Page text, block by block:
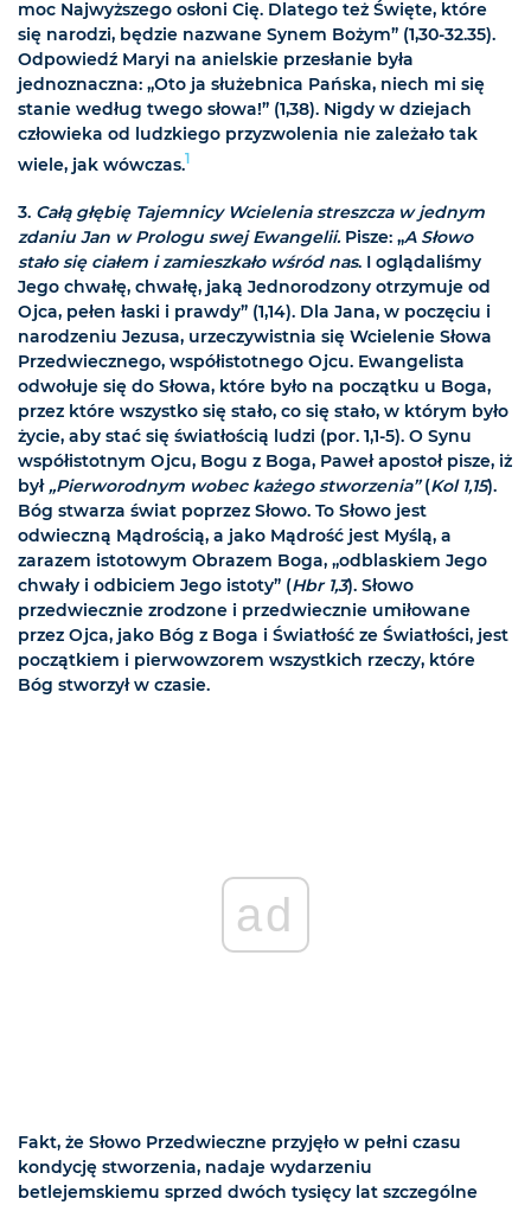
moc Najwyższego osłoni Cię. Dlatego też Święte, które
się narodzi, będzie nazwane Synem Bożym” (1,30-32.35).
Odpowiedź Maryi na anielskie przesłanie była
jednoznaczna: „Oto ja służebnica Pańska, niech mi się
stanie według twego słowa!” (1,38). Nigdy w dziejach
człowieka od ludzkiego przyzwolenia nie zależało tak
wiele, jak wówczas.1
3. Całą głębię Tajemnicy Wcielenia streszcza w jednym
zdaniu Jan w Prologu swej Ewangelii.Pisze: „A Słowo
stało się ciałem i zamieszkało wśród nas. I oglądaliśmy
Jego chwałę, chwałę, jaką Jednorodzony otrzymuje od
Ojca, pełen łaski i prawdy” (1,14). Dla Jana, w poczęciu i
narodzeniu Jezusa, urzeczywistnia się Wcielenie Słowa
Przedwiecznego, współistotnego Ojcu. Ewangelista
odwołuje się do Słowa, które było na początku u Boga,
przez które wszystko się stało, co się stało, w którym było
życie, aby stać się światłością ludzi (por. 1,1-5). O Synu
współistotnym Ojcu, Bogu z Boga, Paweł apostoł pisze, iż
był „Pierworodnym wobec każego stworzenia”(Kol 1,15).
Bóg stwarza świat poprzez Słowo. To Słowo jest
odwieczną Mądrością, a jako Mądrość jest Myślą, a
zarazem istotowym Obrazem Boga, „odblaskiem Jego
chwały i odbiciem Jego istoty” (Hbr 1,3). Słowo
przedwiecznie zrodzone i przedwiecznie umiłowane
przez Ojca, jako Bóg z Boga i Światłość ze Światłości, jest
początkiem i pierwowzorem wszystkich rzeczy, które
Bóg stworzył w czasie.
ad
Fakt, że Słowo Przedwieczne przyjęło w pełni czasu
kondycję stworzenia, nadaje wydarzeniu
betlejemskiemu sprzed dwóch tysięcy lat szczególne